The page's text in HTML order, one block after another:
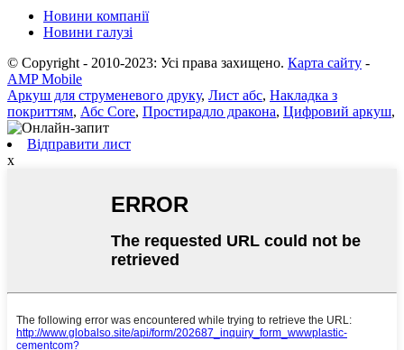
Новини компанії
Новини галузі
© Copyright - 2010-2023: Усі права захищено. Карта сайту -
AMP Mobile
Аркуш для струменевого друку, Лист абс, Накладка з
покриттям, Абс Core, Простирадло дракона, Цифровий аркуш,
Відправити лист
x